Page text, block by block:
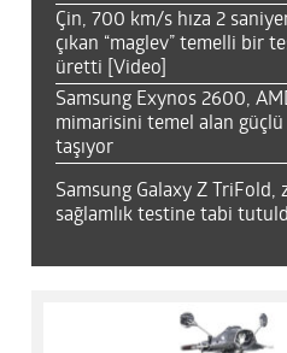
Çin, 700 km/s hıza 2
çıkan “maglev” temelli bir
üretti [Video]
Samsung Exynos 2600,
mimarisini temel alan güçlü
taşıyor
Samsung Galaxy Z TriFold,
sağlamlık testine tabi